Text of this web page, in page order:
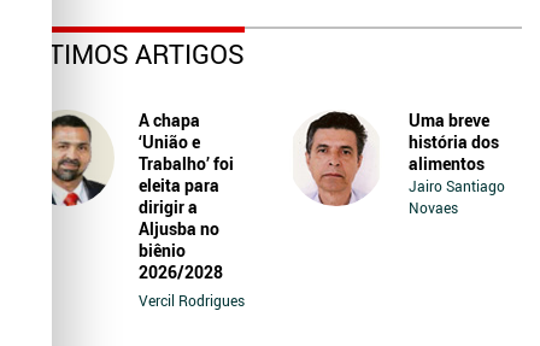
ÚLTIMOS ARTIGOS
A chapa
‘União e
Trabalho’ foi
eleita para
dirigir a
Aljusba no
biênio
2026/2028
Vercil Rodrigues
Uma breve
história dos
alimentos
Jairo Santiago
Novaes